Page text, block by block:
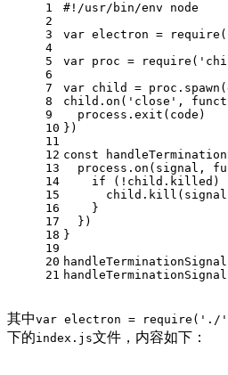
1
2
3
4
5
6
7
8
9
10
11
12
13
14
15
16
17
18
19
20
21
#!/usr/bin/env node
var electron = require (
var proc = require (
var child = proc. spawn
child. on ( 'close' ,
  process.
exit (code)
})
const
  process.
on (signal,
if (!child. killed )
      child.
kill
    }
  })
}
handleTerminationSignal
handleTerminationSignal
其中var electron = require('./
下的index.js文件，内容如下：